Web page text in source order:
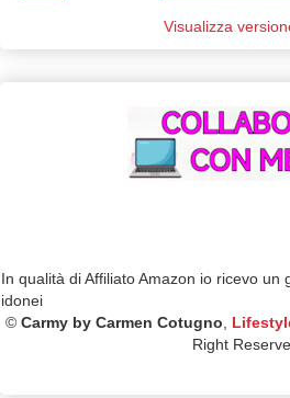
Visualizza
In qualità di Affiliato Amazon io ricevo un
idonei
© Carmy by Carmen Cotugno,
Right